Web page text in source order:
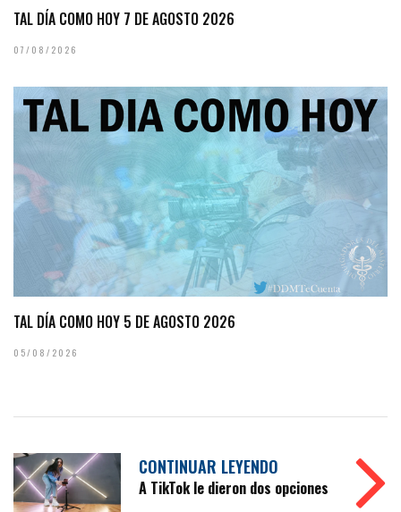
TAL DÍA COMO HOY 7 DE AGOSTO 2026
07/08/2026
TAL DÍA COMO HOY 5 DE AGOSTO 2026
05/08/2026
CONTINUAR LEYENDO
A TikTok le dieron dos opciones